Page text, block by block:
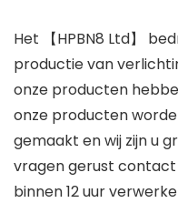
Het 【HPBN8 Ltd】
productie van
onze producten
onze producten
gemaakt en wij zijn u
vragen gerust contact
binnen 12 uur